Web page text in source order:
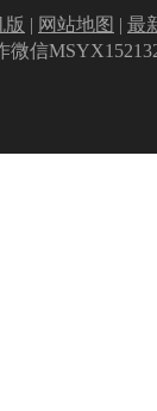
版 | 网站地图 | 最
微信